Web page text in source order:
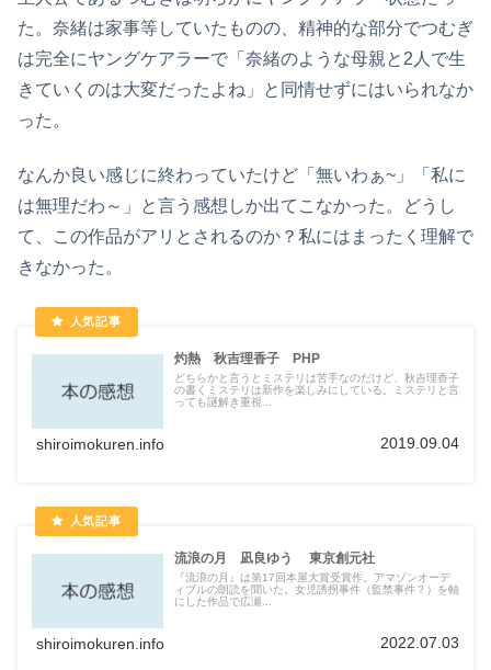
た。奈緒は家事等していたものの、精神的な部分でつむぎ
は完全にヤングケアラーで「奈緒のような母親と2人で生
きていくのは大変だったよね」と同情せずにはいられなか
った。
なんか良い感じに終わっていたけど「無いわぁ~」「私に
は無理だわ～」と言う感想しか出てこなかった。どうし
て、この作品がアリとされるのか？私にはまったく理解で
きなかった。
灼熱 秋吉理香子 PHP
どちらかと言うとミステリは苦手なのだけど、秋吉理香子
の書くミステリは新作を楽しみにしている。ミステリと言
っても謎解き重視...
shiroimokuren.info 2019.09.04
流浪の月 凪良ゆう 東京創元社
『流浪の月』は第17回本屋大賞受賞作。アマゾンオーデ
ィブルの朗読を聞いた。女児誘拐事件（監禁事件？）を軸
にした作品で広瀬...
shiroimokuren.info 2022.07.03